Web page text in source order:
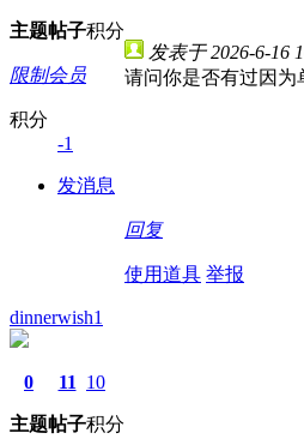
主题帖子积分
限制会员
积分
-1
发消息
发表于 2026-6-16
请问你是否有过因为
回复
使用道具 举报
dinnerwish1
0
主题
11
帖子
10
积分